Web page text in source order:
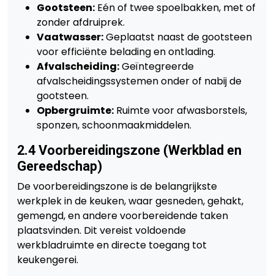
Gootsteen: Eén of twee spoelbakken, met of
zonder afdruiprek.
Vaatwasser:Geplaatst naast de gootsteen
voor efficiënte belading en ontlading.
Afvalscheiding:Geïntegreerde
afvalscheidingssystemen onder of nabij de
gootsteen.
Opbergruimte: Ruimte voor afwasborstels,
sponzen, schoonmaakmiddelen.
2.4 Voorbereidingszone (Werkblad en
Gereedschap)
De voorbereidingszone is de belangrijkste
werkplek in de keuken, waar gesneden, gehakt,
gemengd, en andere voorbereidende taken
plaatsvinden. Dit vereist voldoende
werkbladruimte en directe toegang tot
keukengerei.